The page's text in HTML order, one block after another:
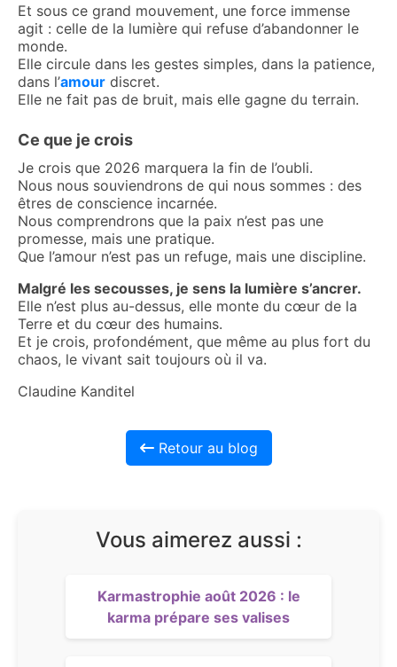
Et sous ce grand mouvement, une force immense
agit : celle de la lumière qui refuse d’abandonner le
monde.
Elle circule dans les gestes simples, dans la patience,
dans l’amour discret.
Elle ne fait pas de bruit, mais elle gagne du terrain.
Ce que je crois
Je crois que 2026 marquera la fin de l’oubli.
Nous nous souviendrons de qui nous sommes : des
êtres de conscience incarnée.
Nous comprendrons que la paix n’est pas une
promesse, mais une pratique.
Que l’amour n’est pas un refuge, mais une discipline.
Malgré les secousses, je sens la lumière s’ancrer.
Elle n’est plus au-dessus, elle monte du cœur de la
Terre et du cœur des humains.
Et je crois, profondément, que même au plus fort du
chaos, le vivant sait toujours où il va.
Claudine Kanditel
Retour au blog
Vous aimerez aussi :
Karmastrophie août 2026 : le
karma prépare ses valises